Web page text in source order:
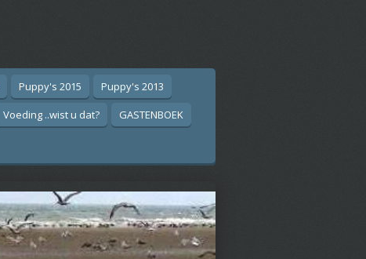
Puppy's 2015
Puppy's 2013
Voeding ..wist u dat?
GASTENBOEK